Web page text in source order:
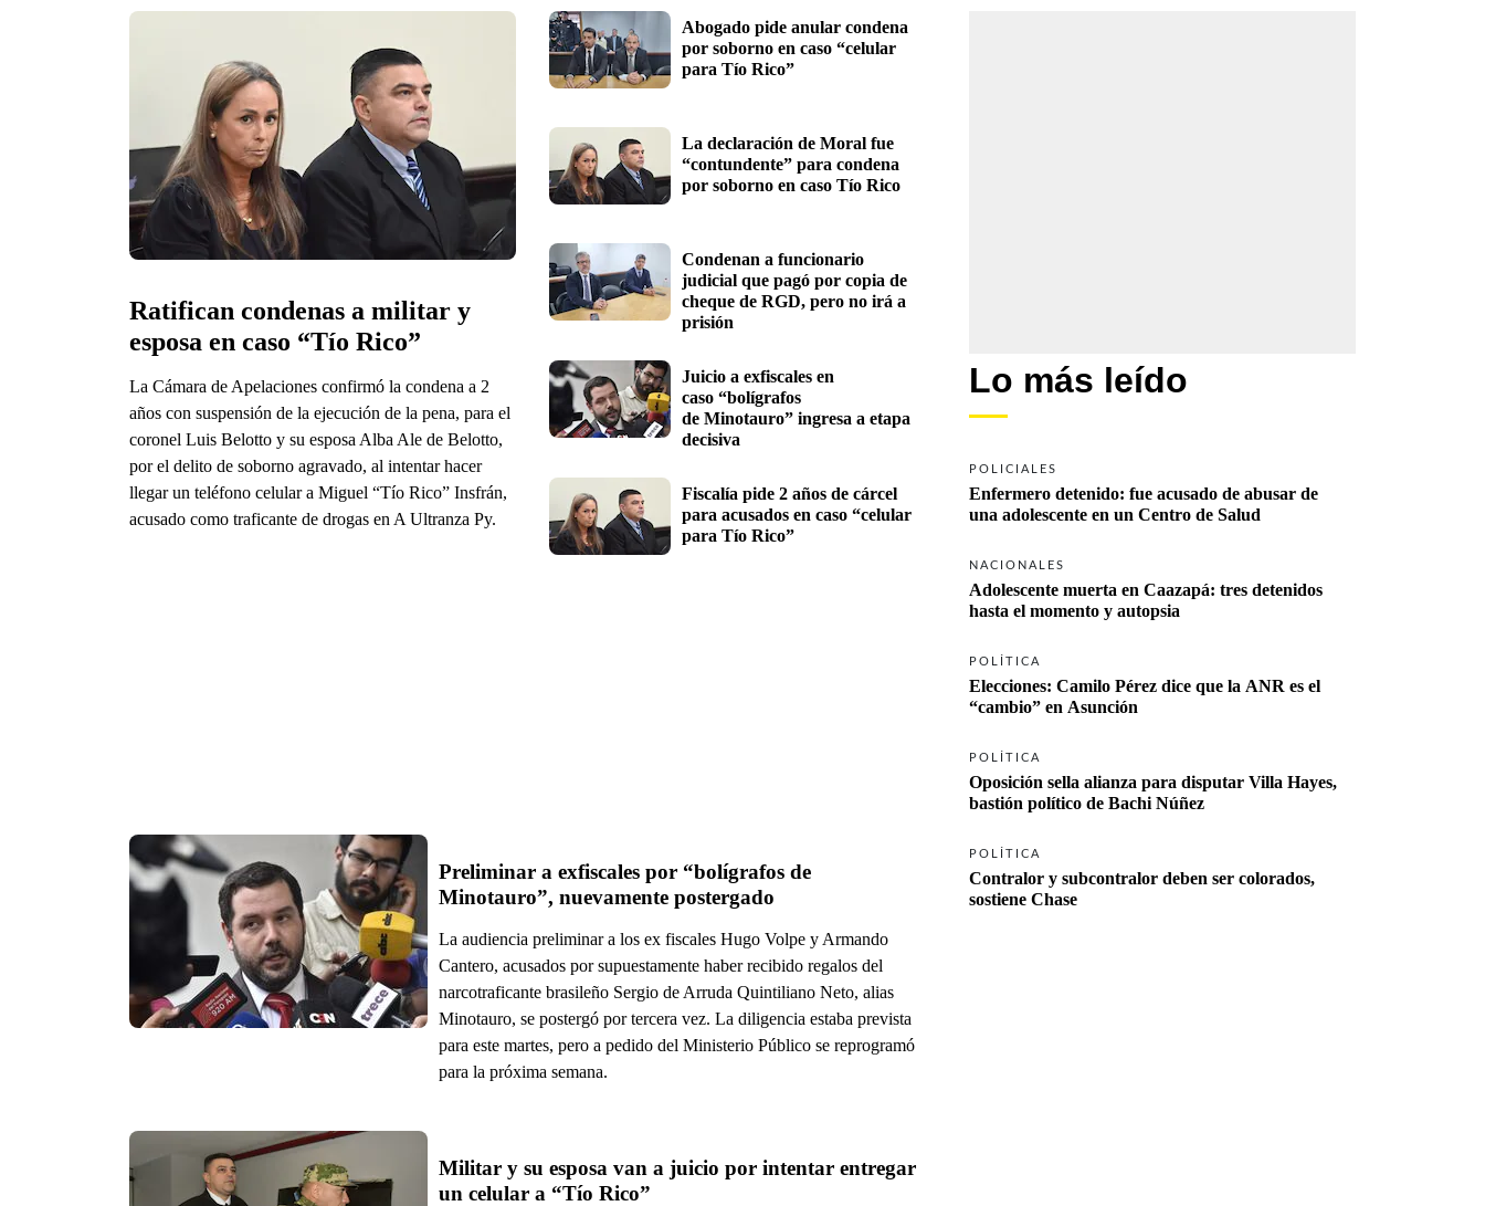
Ratifican condenas a militar y
esposa en caso “Tío Rico”
La Cámara de Apelaciones confirmó la condena a 2
años con suspensión de la ejecución de la pena, para el
coronel Luis Belotto y su esposa Alba Ale de Belotto,
por el delito de soborno agravado, al intentar hacer
llegar un teléfono celular a Miguel “Tío Rico” Insfrán,
acusado como traficante de drogas en A Ultranza Py.
Abogado pide anular condena
por soborno en caso “celular
para Tío Rico”
La declaración de Moral fue
“contundente” para condena
por soborno en caso Tío Rico
Condenan a funcionario
judicial que pagó por copia de
cheque de RGD, pero no irá a
prisión
Juicio a exfiscales en
caso “bolígrafos
de Minotauro” ingresa a etapa
decisiva
Fiscalía pide 2 años de cárcel
para acusados en caso “celular
para Tío Rico”
Preliminar a exfiscales por “bolígrafos de
Minotauro”, nuevamente postergado
La audiencia preliminar a los ex fiscales Hugo Volpe y Armando
Cantero, acusados por supuestamente haber recibido regalos del
narcotraficante brasileño Sergio de Arruda Quintiliano Neto, alias
Minotauro, se postergó por tercera vez. La diligencia estaba prevista
para este martes, pero a pedido del Ministerio Público se reprogramó
para la próxima semana.
Militar y su esposa van a juicio por intentar entregar
un celular a “Tío Rico”
Lo más leído
POLICIALES
Enfermero detenido: fue acusado de abusar de
una adolescente en un Centro de Salud
NACIONALES
Adolescente muerta en Caazapá: tres detenidos
hasta el momento y autopsia
POLÍTICA
Elecciones: Camilo Pérez dice que la ANR es el
POLÍTICA
Oposición sella alianza para disputar Villa Hayes,
bastión político de Bachi Núñez
POLÍTICA
Contralor y subcontralor deben ser colorados,
sostiene Chase